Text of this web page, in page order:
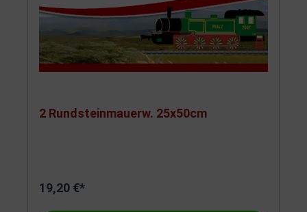
2 Rundsteinmauerw. 25x50cm
19,20 €*